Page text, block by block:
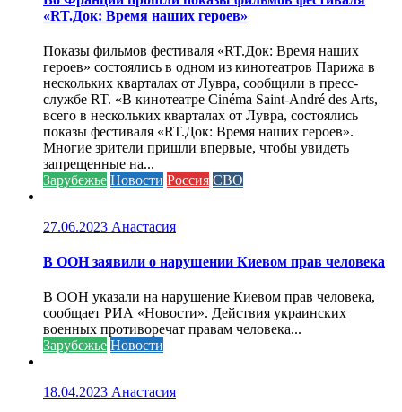
«RT.Док: Время наших героев»
Показы фильмов фестиваля «RT.Док: Время наших
героев» состоялись в одном из кинотеатров Парижа в
нескольких кварталах от Лувра, сообщили в пресс-
службе RT. «В кинотеатре Cinéma Saint-André des Arts,
всего в нескольких кварталах от Лувра, состоялись
показы фестиваля «RT.Док: Время наших героев».
Многие зрители пришли впервые, чтобы увидеть
запрещенные на...
Зарубежье Новости Россия СВО
27.06.2023 Анастасия
В ООН заявили о нарушении Киевом прав человека
В ООН указали на нарушение Киевом прав человека,
сообщает РИА «Новости». Действия украинских
военных противоречат правам человека...
Зарубежье Новости
18.04.2023 Анастасия